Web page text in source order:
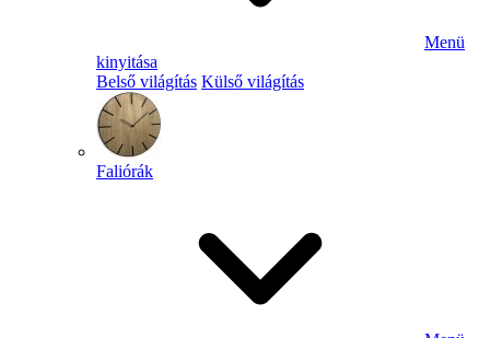
Menü
kinyitása
Belső világítás Külső világítás
Faliórák